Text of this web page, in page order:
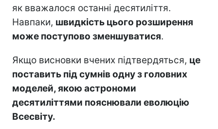
як вважалося останні десятиліття.
Навпаки, швидкість цього розширення
може поступово зменшуватися.
Якщо висновки вчених підтвердяться, це
поставить під сумнів одну з головних
моделей, якою астрономи
десятиліттями пояснювали еволюцію
Всесвіту.